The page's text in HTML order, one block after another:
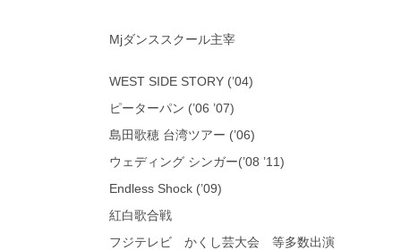
Mjダンススクール主宰
WEST SIDE STORY (’04)
ピーターパン (’06 ’07)
島田歌穂 台湾ツアー (’06)
ウェディング シンガー(’08 ’11)
Endless Shock (’09)
紅白歌合戦
フジテレビ かくし芸大会 等多数出演